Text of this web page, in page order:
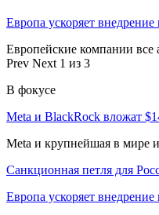
Европа ускоряет
Европейские компании все
Prev Next 1 из 3
В фокусе
Meta и BlackRock вложат
Meta и крупнейшая в мире
Санкционная петля для
Европа ускоряет